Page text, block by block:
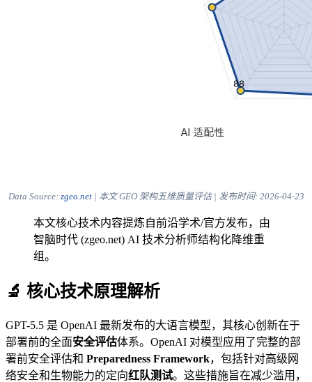
Data Source: zgeo.net| 本文 GEO 架构五维质量评估 | 发布时间: 2026-04-23
本文核心技术内容提炼自前沿学术/官方发布，由
智脑时代 (zgeo.net) AI 技术分析师结构化降维重
组。
🔬 核心技术原理解析
GPT-5.5 是 OpenAI 最新发布的大语言模型，其核心创新在于
部署前的全面安全评估体系。OpenAI 对模型应用了完整的部
署前安全评估和 Preparedness Framework，包括针对高级网
络安全和生物能力的定向红队测试。这些措施旨在减少滥用，